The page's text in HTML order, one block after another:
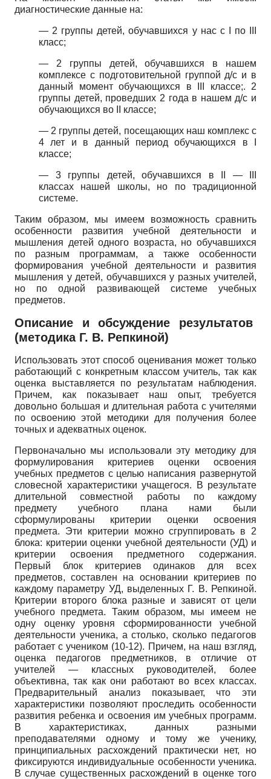
диагностические данные на:
— 2 группы детей, обучавшихся у нас с I по III
класс;
— 2 группы детей, обучавшихся в нашем
комплексе с подготовительной группой д/с и в
данный момент обучающихся в III классе;. 2
группы детей, проведших 2 года в нашем д/с и
обучающихся во II классе;
— 2 группы детей, посещающих наш комплекс с
4 лет и в данный период обучающихся в I
классе;
— 3 группы детей, обучавшихся в II — III
классах нашей школы, но по традиционной
системе.
Таким образом, мы имеем возможность сравнить
особенности развития учебной деятельности и
мышления детей одного возраста, но обучавшихся
по разным программам, а также особенности
формирования учебной деятельности и развития
мышления у детей, обучавшихся у разных учителей,
но по одной развивающей системе учебных
предметов.
Описание и обсуждение результатов
(методика Г. В. Репкиной)
Использовать этот способ оценивания может только
работающий с конкретным классом учитель, так как
оценка выставляется по результатам наблюдения.
Причем, как показывает наш опыт, требуется
довольно большая и длительная работа с учителями
по освоению этой методики для получения более
точных и адекватных оценок.
Первоначально мы использовали эту методику для
формулирования критериев оценки освоения
учебных предметов с целью написания развернутой
словесной характеристики учащегося. В результате
длительной совместной работы по каждому
предмету учебного плана нами были
сформулированы критерии оценки освоения
предмета. Эти критерии можно сгруппировать в 2
блока: критерии оценки учебной деятельности (УД) и
критерии освоения предметного содержания.
Первый блок критериев одинаков для всех
предметов, составлен на основании критериев по
каждому параметру УД, выделенных Г. В. Репкиной.
Критерии второго блока разные и зависят от цели
учебного предмета. Таким образом, мы имеем не
одну оценку уровня сформированности учебной
деятельности ученика, а столько, сколько педагогов
работает с учеником (10-12). Причем, на наш взгляд,
оценка педагогов предметников, в отличие от
учителей — классных руководителей, более
объективна, так как они работают во всех классах.
Предварительный анализ показывает, что эти
характеристики позволяют проследить особенности
развития ребенка и освоения им учебных программ.
В характеристиках, данных разными
преподавателями одному и тому же ученику,
принципиальных расхождений практически нет, но
фиксируются индивидуальные особенности ученика.
В случае существенных расхождений в оценке того